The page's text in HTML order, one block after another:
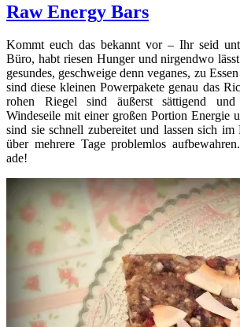
Raw Energy Bars
Kommt euch das bekannt vor – Ihr seid
Büro, habt riesen Hunger und nirgendwo
gesundes, geschweige denn veganes, zu
sind diese kleinen Powerpakete genau das
rohen Riegel sind äußerst sättigend
Windeseile mit einer großen Portion Energie
sind sie schnell zubereitet und lassen sich im
über mehrere Tage problemlos
ade!